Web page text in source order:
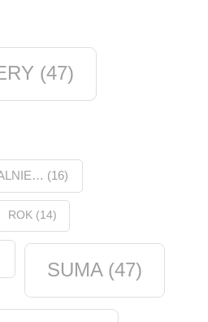
(47)
(16)
ROK(14)
SUMA(47)